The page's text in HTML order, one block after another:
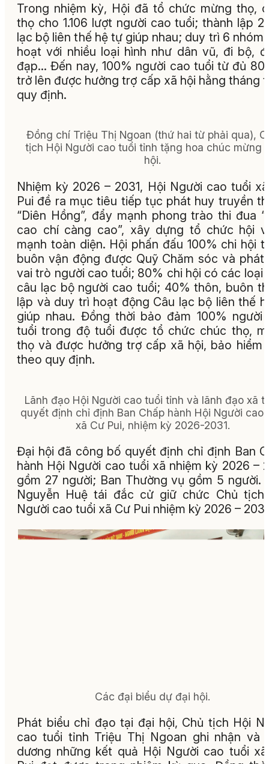
Trong nhiệm kỳ, Hội đã tổ chức mừng thọ,
thọ cho 1.106 lượt người cao tuổi; thành lập 2
lạc bộ liên thế hệ tự giúp nhau; duy trì 6 nhóm
hoạt với nhiều loại hình như dân vũ, đi bộ,
đạp… Đến nay, 100% người cao tuổi từ đủ 80
trở lên được hưởng trợ cấp xã hội hằng tháng
quy định.
Đồng chí Triệu Thị Ngoan (thứ hai từ phải qua),
tịch Hội Người cao tuổi tỉnh tặng hoa chúc mừng
hội.
Nhiệm kỳ 2026 – 2031, Hội Người cao tuổi
Pui đề ra mục tiêu tiếp tục phát huy truyền
“Diên Hồng”, đẩy mạnh phong trào thi đua
cao chí càng cao”, xây dựng tổ chức hội
mạnh toàn diện. Hội phấn đấu 100% chi hội
buôn vận động được Quỹ Chăm sóc và phát
vai trò người cao tuổi; 80% chi hội có các loại
câu lạc bộ người cao tuổi; 40% thôn, buôn
lập và duy trì hoạt động Câu lạc bộ liên thế
giúp nhau. Đồng thời bảo đảm 100% người
tuổi trong độ tuổi được tổ chức chúc thọ,
thọ và được hưởng trợ cấp xã hội, bảo hiểm
theo quy định.
Lãnh đạo Hội Người cao tuổi tỉnh và lãnh đạo xã
quyết định chỉ định Ban Chấp hành Hội Người cao
xã Cư Pui, nhiệm kỳ 2026-2031.
Đại hội đã công bố quyết định chỉ định Ban
hành Hội Người cao tuổi xã nhiệm kỳ 2026 –
gồm 27 người; Ban Thường vụ gồm 5 người.
Nguyễn Huệ tái đắc cử giữ chức Chủ tịch
Người cao tuổi xã Cư Pui nhiệm kỳ 2026 –
Các đại biểu dự đại hội.
Phát biểu chỉ đạo tại đại hội, Chủ tịch Hội
cao tuổi tỉnh Triệu Thị Ngoan ghi nhận và
dương những kết quả Hội Người cao tuổi